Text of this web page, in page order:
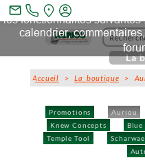
Promotions Auriou
Knew Concepts
Blue
Temple Tool
La
Accueil >La boutique >
mail_outline
Ce site et des sites tiers
les fonctionnalités suivantes
calendrier,